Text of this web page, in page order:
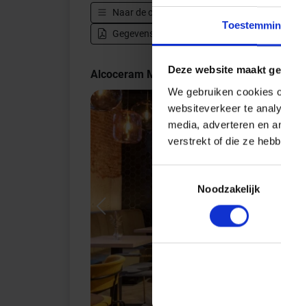
Deze website maakt
We gebruiken cookies
websiteverkeer te
media, adverteren en
verstrekt of die ze
Noodzakelijk
Naar de complete serie
Gegevensblad downloaden - PDF
Alcoceram Manual Indrukken
Previous